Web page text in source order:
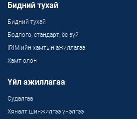
Бидний тухай
Бидний тухай
Бодлого, стандарт, ёс зүй
IRIM-ийн хамтын ажиллагаа
Хамт олон
Үйл ажиллагаа
Судалгаа
Хяналт шинжилгээ үнэлгээ